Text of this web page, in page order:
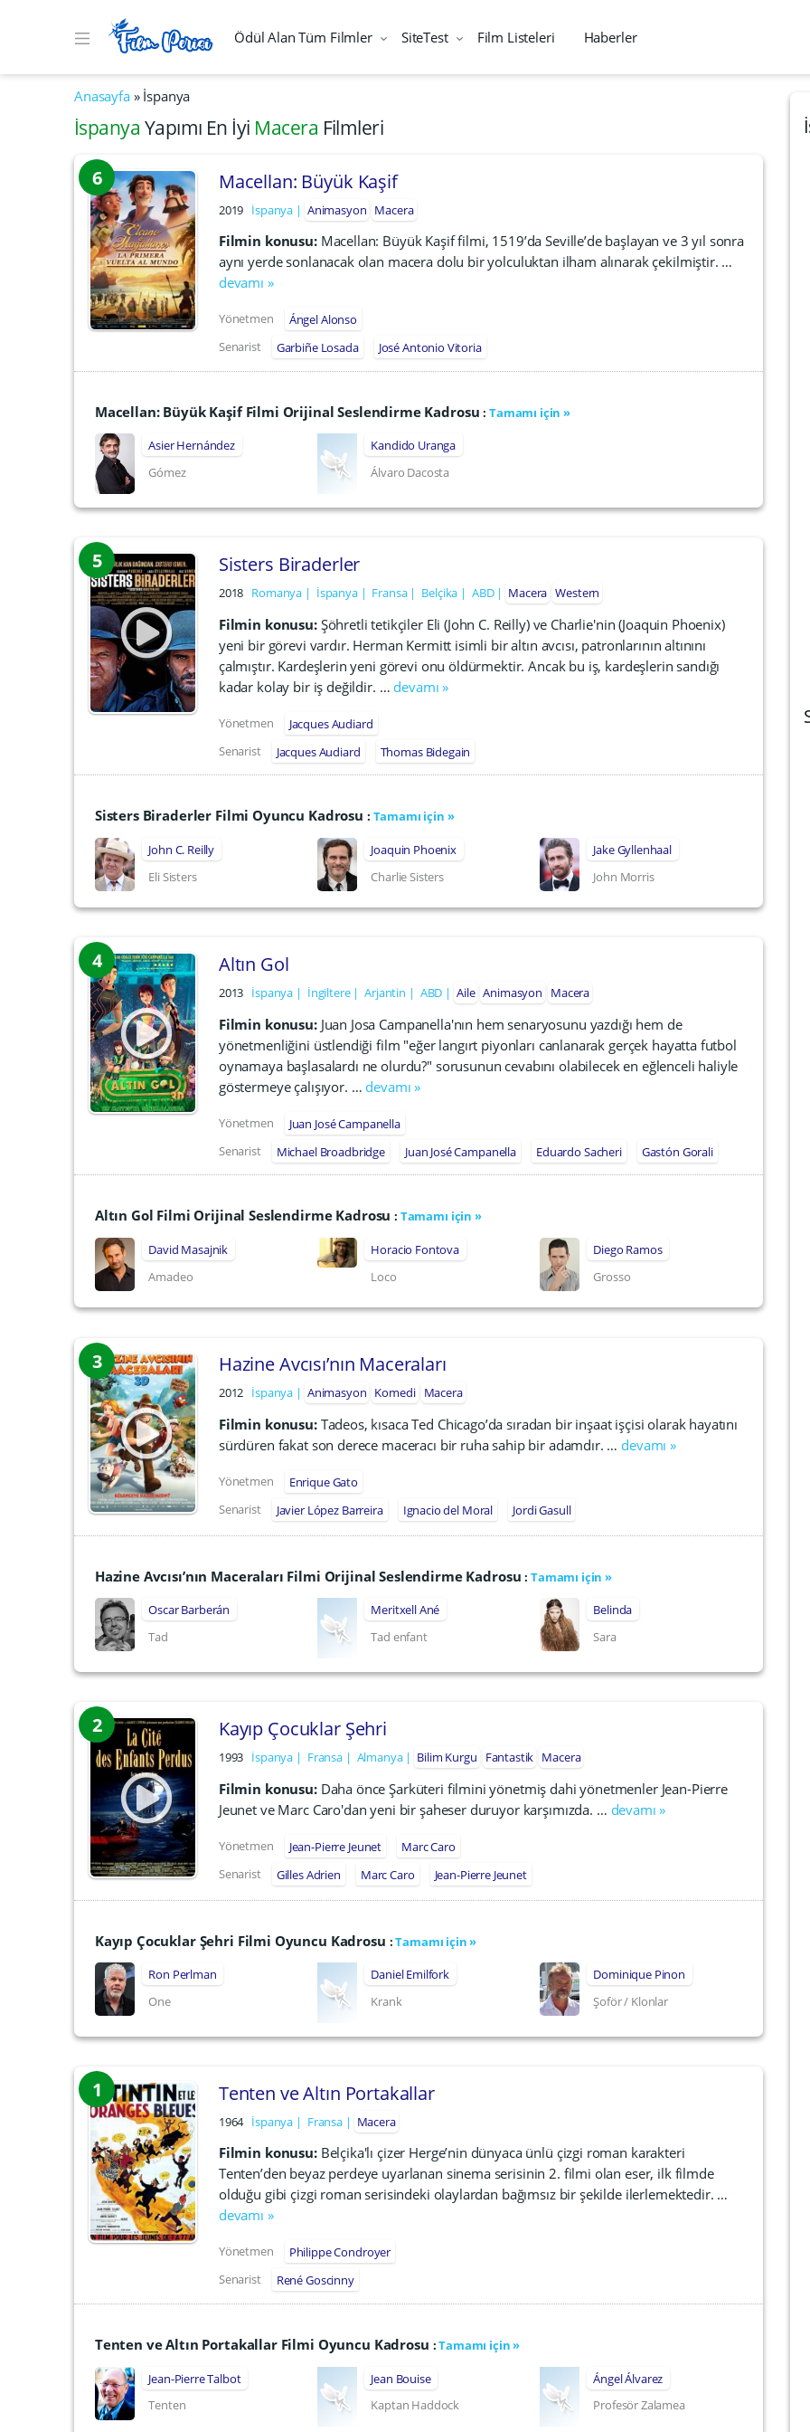
Ödül Alan Tüm Filmler SiteTest Film Listeleri Haberler
Anasayfa» İspanya
İspanya Yapımı En İyi Macera Filmleri
6 Macellan: Büyük Kaşif
2019 İspanya Animasyon Macera
Filmin konusu: Macellan: Büyük Kaşif filmi, 1519’da Seville’de başlayan ve 3 yıl sonra
aynı yerde sonlanacak olan macera dolu bir yolculuktan ilham alınarak çekilmiştir. …
devamı »
Yönetmen
Ángel Alonso
Senarist
Garbiñe Losada José Antonio Vitoria
Macellan: Büyük Kaşif Filmi Orijinal Seslendirme Kadrosu: Tamamı için »
Asier Hernández
Gómez
Kandido Uranga
Álvaro Dacosta
5 Sisters Biraderler
2018 Romanya İspanya Fransa Belçika ABD Macera Western
Filmin konusu: Şöhretli tetikçiler Eli (John C. Reilly) ve Charlie'nin (Joaquin Phoenix)
yeni bir görevi vardır. Herman Kermitt isimli bir altın avcısı, patronlarının altınını
çalmıştır. Kardeşlerin yeni görevi onu öldürmektir. Ancak bu iş, kardeşlerin sandığı
kadar kolay bir iş değildir. … devamı »
Yönetmen
Jacques Audiard
Senarist
Jacques Audiard Thomas Bidegain
Sisters Biraderler Filmi Oyuncu Kadrosu : Tamamı için »
John C. Reilly
Eli Sisters
Joaquin Phoenix
Charlie Sisters
Jake Gyllenhaal
John Morris
4 Altın Gol
2013 İspanya İngiltere Arjantin ABD Aile Animasyon Macera
Filmin konusu: Juan Josa Campanella'nın hem senaryosunu yazdığı hem de
yönetmenliğini üstlendiği film "eğer langırt piyonları canlanarak gerçek hayatta futbol
oynamaya başlasalardı ne olurdu?" sorusunun cevabını olabilecek en eğlenceli haliyle
göstermeye çalışıyor. … devamı »
Yönetmen
Juan José Campanella
Senarist
Michael Broadbridge Juan José Campanella Eduardo Sacheri Gastón Gorali
Altın Gol Filmi Orijinal Seslendirme Kadrosu: Tamamı için »
David Masajnik
Amadeo
Horacio Fontova
Loco
Diego Ramos
Grosso
3 Hazine Avcısı’nın Maceraları
2012 İspanya Animasyon Komedi Macera
Filmin konusu: Tadeos, kısaca Ted Chicago’da sıradan bir inşaat işçisi olarak hayatını
sürdüren fakat son derece maceracı bir ruha sahip bir adamdır. … devamı »
Yönetmen
Enrique Gato
Senarist
Javier López Barreira Ignacio del Moral Jordi Gasull
Hazine Avcısı’nın Maceraları Filmi Orijinal Seslendirme Kadrosu: Tamamı için »
Oscar Barberán
Tad
Meritxell Ané
Tad enfant
Belinda
Sara
2 Kayıp Çocuklar Şehri
1993 İspanya Fransa Almanya Bilim Kurgu Fantastik Macera
Filmin konusu: Daha önce Şarküteri filmini yönetmiş dahi yönetmenler Jean-Pierre
Jeunet ve Marc Caro'dan yeni bir şaheser duruyor karşımızda. … devamı »
Yönetmen Jean-Pierre Jeunet
Marc Caro
Senarist
Gilles Adrien Marc Caro Jean-Pierre Jeunet
Kayıp Çocuklar Şehri Filmi Oyuncu Kadrosu :Tamamı için »
Ron Perlman
One
Daniel Emilfork
Krank
Dominique Pinon
Şoför / Klonlar
1 Tenten ve Altın Portakallar
1964 İspanya Fransa Macera
Filmin konusu: Belçika'lı çizer Herge’nin dünyaca ünlü çizgi roman karakteri
Tenten’den beyaz perdeye uyarlanan sinema serisinin 2. filmi olan eser, ilk filmde
olduğu gibi çizgi roman serisindeki olaylardan bağımsız bir şekilde ilerlemektedir. …
devamı »
Yönetmen
Philippe Condroyer
Senarist
René Goscinny
Tenten ve Altın Portakallar Filmi Oyuncu Kadrosu :Tamamı için »
Jean-Pierre Talbot
Tenten
Jean Bouise
Kaptan Haddock
Ángel Álvarez
Profesör Zalamea